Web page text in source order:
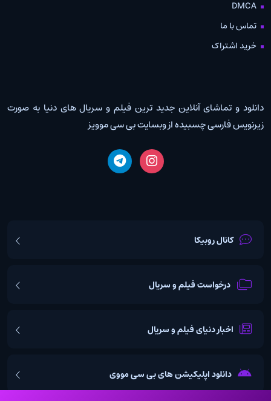
DMCA
تماس با ما
خرید اشتراک
دانلود و تماشای آنلاین جدید ترین فیلم و سریال های دنیا به صورت
زیرنویس فارسی چسبیده از وبسایت بی سی موویز
کانال روبیکا
درخواست فیلم و سریال
اخبار دنیای فیلم و سریال
دانلود اپلیکیشن های بی سی مووی